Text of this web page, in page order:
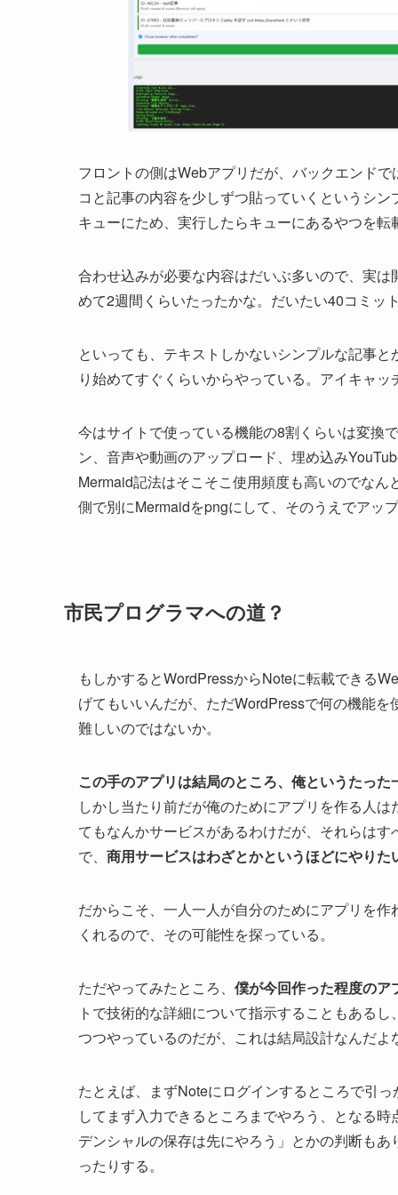
フロントの側はWebアプリだが、バックエンド
コと記事の内容を少しずつ貼っていくというシ
キューにため、実行したらキューにあるやつを転
合わせ込みが必要な内容はだいぶ多いので、実
めて2週間くらいたったかな。だいたい40コミッ
といっても、テキストしかないシンプルな記事
り始めてすぐくらいからやっている。アイキャ
今はサイトで使っている機能の8割くらいは変換
ン、音声や動画のアップロード、埋め込み
Mermaid記法はそこそこ使用頻度も高いのでな
側で別にMermaidをpngにして、そのうえでアッ
市民プログラマへの道？
もしかするとWordPressからNoteに転載できる
げてもいいんだが、ただWordPressで何の機能
難しいのではないか。
この手のアプリは結局のところ、俺というたっ
しかし当たり前だが俺のためにアプリを作る人
てもなんかサービスがあるわけだが、それらは
で、 商用サービスはわざとかというほどにやり
だからこそ、一人一人が自分のためにアプリを
くれるので、その可能性を探っている。
ただやってみたところ、 僕が今回作った程度のア
トで技術的な詳細について指示することもある
つつやっているのだが、これは結局設計なんだよ
たとえば、まずNoteにログインするところで引
してまず入力できるところまでやろう、となる
デンシャルの保存は先にやろう」とかの判断も
ったりする。